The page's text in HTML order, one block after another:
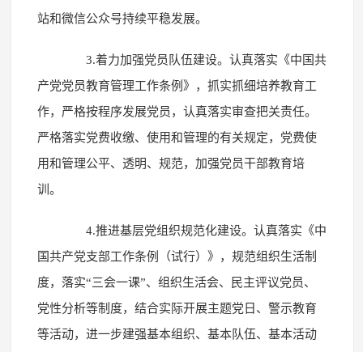
站和微信公众号持续平稳发展。
3.着力加强党员队伍建设。认真落实《中国共
产党党员教育管理工作条例》，抓实抓细培养教育工
作，严格按程序发展党员，认真落实审查把关责任。
严格落实党费收缴、使用和管理的有关规定，党费使
用和管理公平、透明、规范，加强党员干部教育培
训。
4.推进基层党组织规范化建设。认真落实《中
国共产党支部工作条例（试行）》，规范组织生活制
度，落实“三会一课”、组织生活会、民主评议党员、
党性分析等制度，结合实际开展主题党日、警示教育
等活动，进一步建强基本组织、基本队伍、基本活动